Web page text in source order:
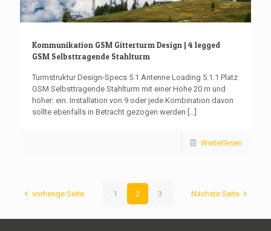
Kommunikation GSM Gitterturm Design | 4 legged
GSM Selbsttragende Stahlturm
Turmstruktur Design-Specs 5.1 Antenne Loading 5.1.1 Platz
GSM Selbsttragende Stahlturm mit einer Höhe 20 m und
höher: ein. Installation von 9 oder jede Kombination davon
sollte ebenfalls in Betracht gezogen werden [...]
Weiterlesen
vorherige Seite 1 2 3 Nächste Seite